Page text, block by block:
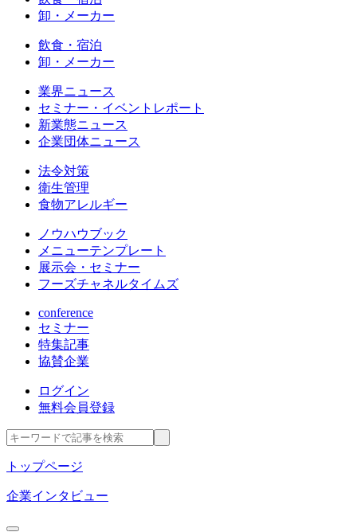
卸・メーカー
飲食・宿泊
卸・メーカー
業界ニュース
セミナー・イベントレポート
新業態ニュース
企業団体ニュース
法令対策
衛生管理
食物アレルギー
ノウハウブック
メニューテンプレート
展示会・セミナー
フーズチャネルタイムズ
conference
セミナー
特集記事
協賛企業
ログイン
無料会員登録
トップページ
企業インタビュー